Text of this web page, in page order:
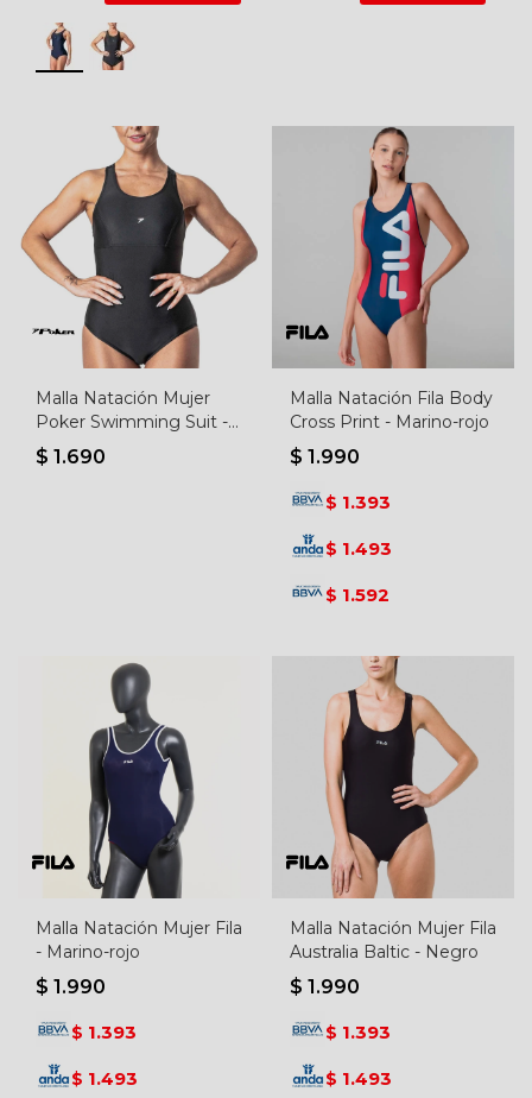
Malla Natación Mujer
Poker Swimming Suit -
Negro
$ 1.690
Malla Natación Fila Body
Cross Print - Marino-rojo
$ 1.990
$ 1.393
$ 1.493
$ 1.592
Malla Natación Mujer Fila
- Marino-rojo
$ 1.990
$ 1.393
$ 1.493
Malla Natación Mujer Fila
Australia Baltic - Negro
$ 1.990
$ 1.393
$ 1.493